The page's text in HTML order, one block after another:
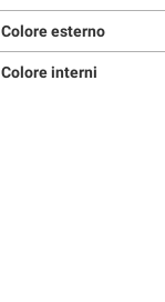
Colore esterno
Colore interni